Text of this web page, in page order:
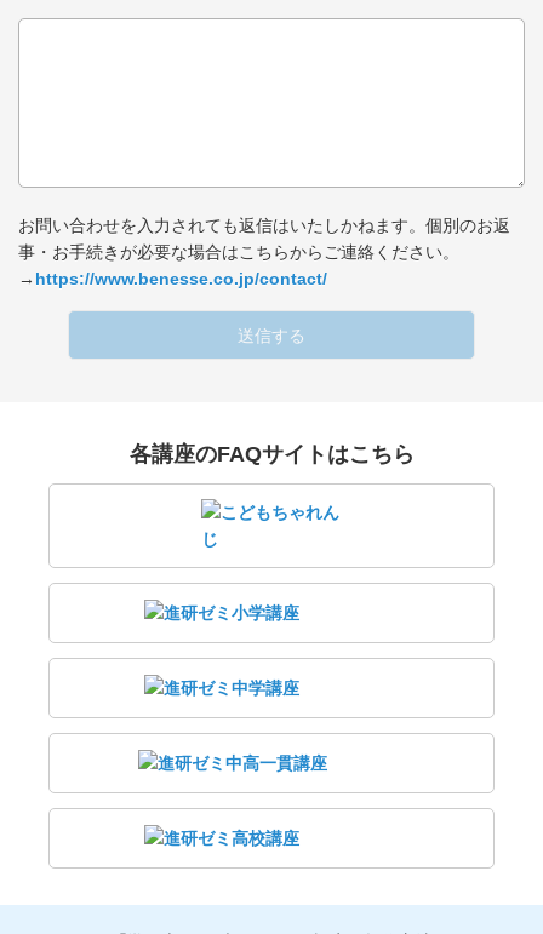
お問い合わせを入力されても返信はいたしかねます。個別のお返
事・お手続きが必要な場合はこちらからご連絡ください。
→ https://www.benesse.co.jp/contact/
送信する
各講座のFAQサイトはこちら